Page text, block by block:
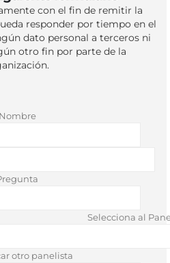
con el fin de remitir la
responder por tiempo en el
dato personal a terceros ni
otro fin por parte de la
Nombre
Selecciona al
otro panelista